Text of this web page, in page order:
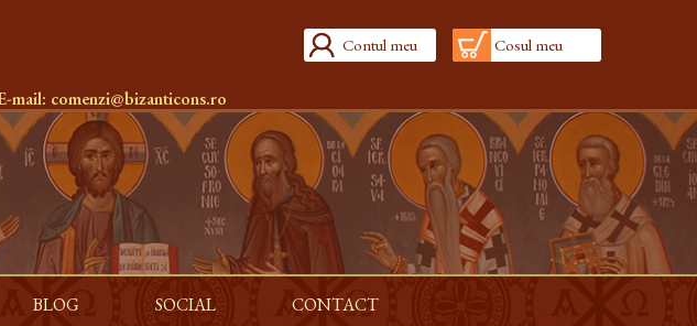
Contul meu Cosul meu
mail: comenzi@bizanticons.ro
BLOG SOCIAL CONTACT